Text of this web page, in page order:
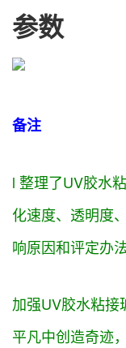
参数
备注
l 整理了UV胶水
化速度、透明度
响原因和评定办
加强UV胶水粘接
平凡中创造奇迹